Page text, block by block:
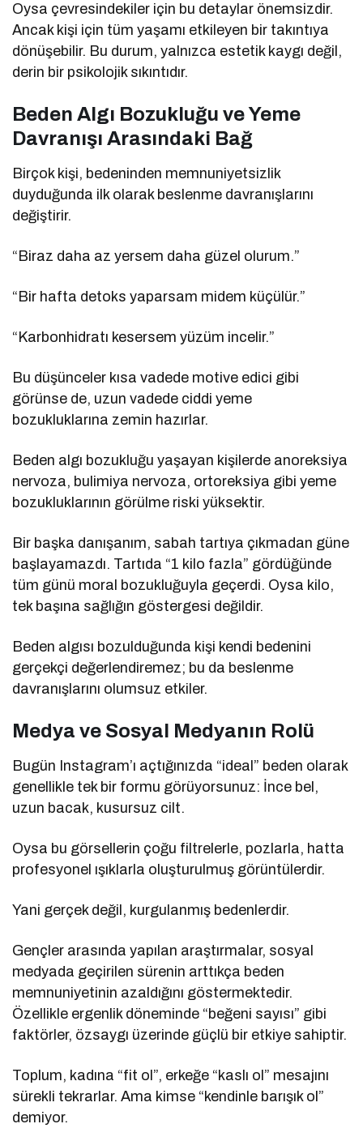
Oysa çevresindekiler için bu detaylar önemsizdir.
Ancak kişi için tüm yaşamı etkileyen bir takıntıya
dönüşebilir. Bu durum, yalnızca estetik kaygı değil,
derin bir psikolojik sıkıntıdır.
Beden Algı Bozukluğu ve Yeme
Davranışı Arasındaki Bağ
Birçok kişi, bedeninden memnuniyetsizlik
duyduğunda ilk olarak beslenme davranışlarını
değiştirir.
“Biraz daha az yersem daha güzel olurum.”
“Bir hafta detoks yaparsam midem küçülür.”
“Karbonhidratı kesersem yüzüm incelir.”
Bu düşünceler kısa vadede motive edici gibi
görünse de, uzun vadede ciddi yeme
bozukluklarına zemin hazırlar.
Beden algı bozukluğu yaşayan kişilerde anoreksiya
nervoza, bulimiya nervoza, ortoreksiya gibi yeme
bozukluklarının görülme riski yüksektir.
Bir başka danışanım, sabah tartıya çıkmadan güne
başlayamazdı. Tartıda “1 kilo fazla” gördüğünde
tüm günü moral bozukluğuyla geçerdi. Oysa kilo,
tek başına sağlığın göstergesi değildir.
Beden algısı bozulduğunda kişi kendi bedenini
gerçekçi değerlendiremez; bu da beslenme
davranışlarını olumsuz etkiler.
Medya ve Sosyal Medyanın Rolü
Bugün Instagram’ı açtığınızda “ideal” beden olarak
genellikle tek bir formu görüyorsunuz: İnce bel,
uzun bacak, kusursuz cilt.
Oysa bu görsellerin çoğu filtrelerle, pozlarla, hatta
profesyonel ışıklarla oluşturulmuş görüntülerdir.
Yani gerçek değil, kurgulanmış bedenlerdir.
Gençler arasında yapılan araştırmalar, sosyal
medyada geçirilen sürenin arttıkça beden
memnuniyetinin azaldığını göstermektedir.
Özellikle ergenlik döneminde “beğeni sayısı” gibi
faktörler, özsaygı üzerinde güçlü bir etkiye sahiptir.
Toplum, kadına “fit ol”, erkeğe “kaslı ol” mesajını
sürekli tekrarlar. Ama kimse “kendinle barışık ol”
demiyor.